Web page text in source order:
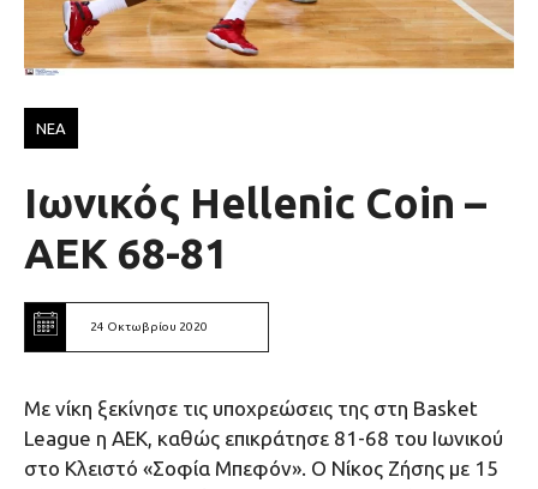
ΝΕΑ
Ιωνικός Hellenic Coin –
AEK 68-81
24 Οκτωβρίου 2020
Με νίκη ξεκίνησε τις υποχρεώσεις της στη Basket
League η ΑΕΚ, καθώς επικράτησε 81-68 του Ιωνικού
στο Κλειστό «Σοφία Μπεφόν». Ο Νίκος Ζήσης με 15